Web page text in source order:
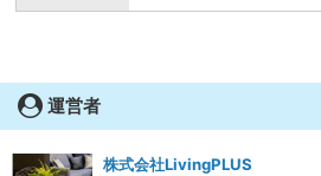
運営者
株式会社LivingPLUS